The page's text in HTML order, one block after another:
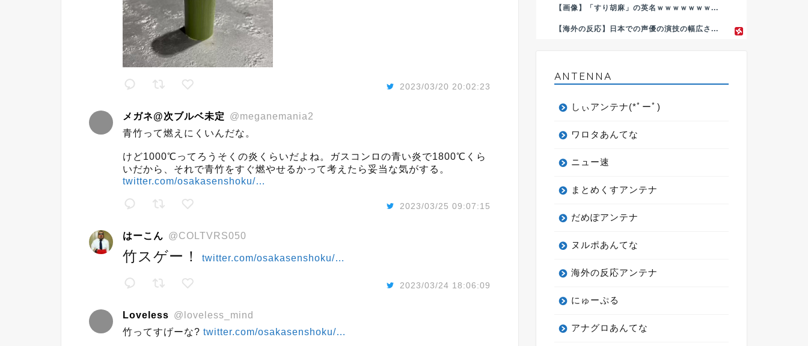
2023/03/20 20:02:23
メガネ@次ブルベ未定
@meganemania2
青竹って燃えにくいんだな。
けど1000℃ってろうそくの炎くらいだよね。ガスコンロの青い炎で1800℃くら
いだから、それで青竹をすぐ燃やせるかって考えたら妥当な気がする。
twitter.com/osakasenshoku/…
2023/03/25 09:07:15
はーこん @COLTVRS050
竹スゲー！ twitter.com/osakasenshoku/…
2023/03/24 18:06:09
Loveless @loveless_mind
竹ってすげーな? twitter.com/osakasenshoku/…
【画像】「すり胡麻」の英名ｗｗｗｗｗｗｗ...
【海外の反応】日本での声優の演技の幅広さ...
ANTENNA
しぃアンテナ(*ﾟーﾟ)
ワロタあんてな
ニュー速
まとめくすアンテナ
だめぽアンテナ
ヌルポあんてな
海外の反応アンテナ
にゅーぷる
アナグロあんてな